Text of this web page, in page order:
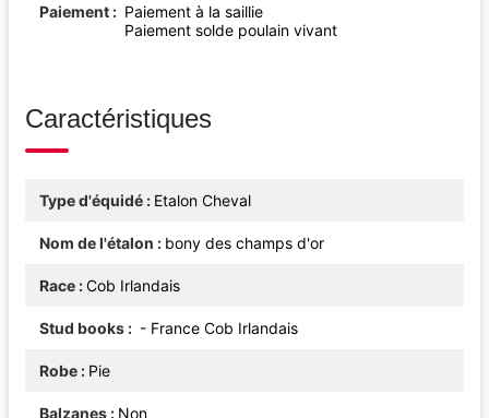
Paiement
Paiement à la saillie
Paiement solde poulain vivant
Caractéristiques
Type d'équidé Etalon Cheval
Nom de l'étalon bony des champs d'or
Race Cob Irlandais
Stud books - France Cob Irlandais
Robe Pie
Balzanes Non